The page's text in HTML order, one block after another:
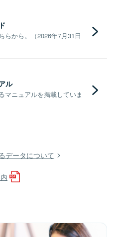
らから。（2026年7月31日
ル
マニュアルを掲載していま
データについて